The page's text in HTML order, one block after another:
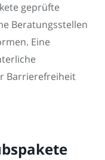
geprüfte
Beratungsstellen
Eine
Barrierefreiheit